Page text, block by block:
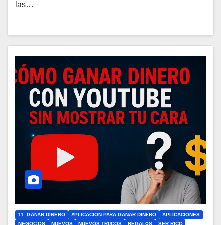
las…
11. GANAR DINERO APLICACION PARA GANAR DINERO
APLICACIONES
NEGOCIOS
NUEVOS NUEVOS TRUCOS REGALOS SER RICO